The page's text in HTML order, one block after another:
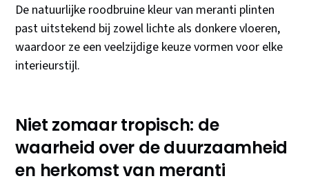
De natuurlijke roodbruine kleur van meranti plinten
past uitstekend bij zowel lichte als donkere vloeren,
waardoor ze een veelzijdige keuze vormen voor elke
interieurstijl.
Niet zomaar tropisch: de
waarheid over de duurzaamheid
en herkomst van meranti